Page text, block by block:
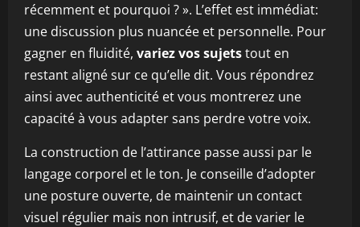
récemment et pourquoi ? ». L’effet est immédiat:
une discussion plus nuancée et personnelle. Pour
gagner en fluidité, variez vos sujetstout en
restant aligné sur ce qu’elle dit. Vous répondrez
ainsi avec authenticité et vous montrerez une
capacité à vous adapter sans perdre votre voix.
La construction de l’attirance passe aussi par le
langage corporel et le ton. Je conseille d’adopter
une posture ouverte, de maintenir un contact
visuel régulier mais non intrusif, et de varier le